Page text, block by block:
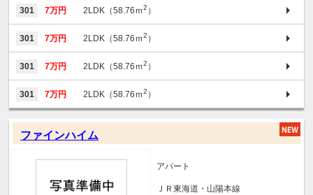
301 7万円 2LDK（58.76ｍ2 ）
301 7万円 2LDK（58.76ｍ2 ）
301 7万円 2LDK（58.76ｍ2 ）
301 7万円 2LDK（58.76ｍ2 ）
ファインハイム
アパート
ＪＲ東海道・山陽本線